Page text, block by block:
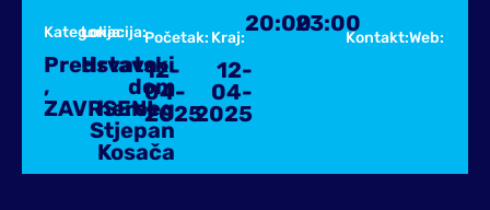
Kategorija:
Predstava
,
ZAVRSENI
Lokacija:
Hrvatski
dom
herceg
Stjepan
Kosača
Početak:
12-
04-
2025
Kraj:
12-
04-
2025
20:0023:00
Kontakt:Web: